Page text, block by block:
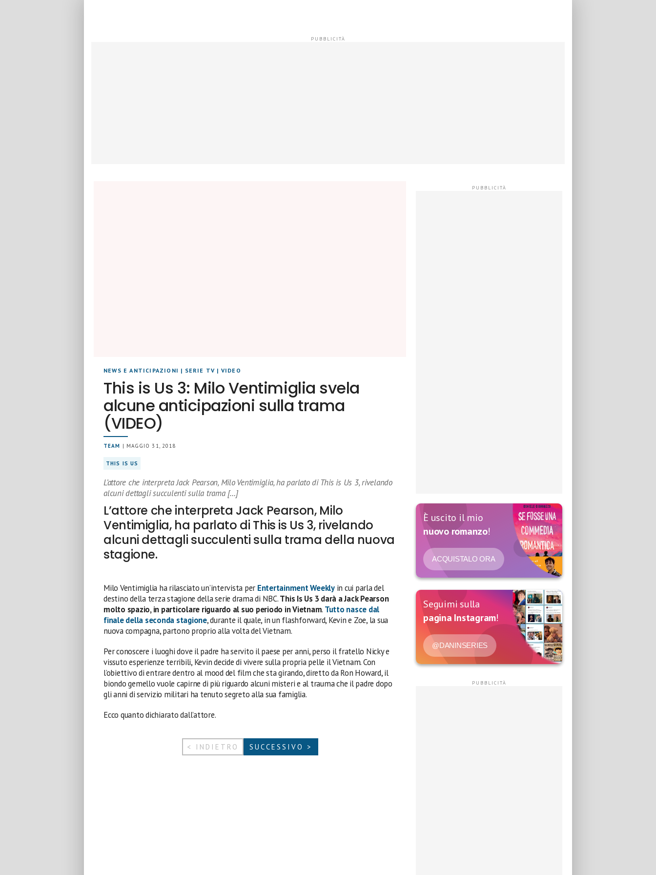
NEWS E ANTICIPAZIONI | SERIE TV | VIDEO
This is Us 3: Milo Ventimiglia svela
alcune anticipazioni sulla trama
(VIDEO)
TEAM | MAGGIO 31, 2018
THIS IS US
L’attore che interpreta Jack Pearson, Milo Ventimiglia, ha parlato di This is Us 3, rivelando
alcuni dettagli succulenti sulla trama […]
L’attore che interpreta Jack Pearson, Milo
Ventimiglia, ha parlato di This is Us 3, rivelando
alcuni dettagli succulenti sulla trama della nuova
stagione.
Milo Ventimiglia ha rilasciato un’intervista per Entertainment Weeklyin cui parla del
destino della terza stagione della serie drama di NBC.This Is Us 3 darà a Jack Pearson
molto spazio, in particolare riguardo al suo periodo in Vietnam. Tutto nasce dal
finale della seconda stagione, durante il quale, in un flashforward, Kevin e Zoe, la sua
nuova compagna, partono proprio alla volta del Vietnam.
Per conoscere i luoghi dove il padre ha servito il paese per anni, perso il fratello Nicky e
vissuto esperienze terribili, Kevin decide di vivere sulla propria pelle il Vietnam. Con
l’obiettivo di entrare dentro al mood del film che sta girando, diretto da Ron Howard, il
biondo gemello vuole capirne di più riguardo alcuni misteri e al trauma che il padre dopo
gli anni di servizio militari ha tenuto segreto alla sua famiglia.
Ecco quanto dichiarato dall’attore.
< INDIETRO SUCCESSIVO >
È uscito il mio
nuovo romanzo!
ACQUISTALO ORA
Seguimi sulla
pagina Instagram!
@DANINSERIES